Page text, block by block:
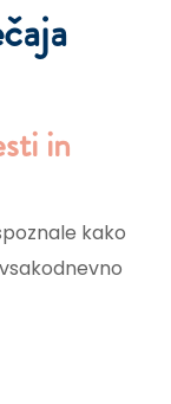
in
kako